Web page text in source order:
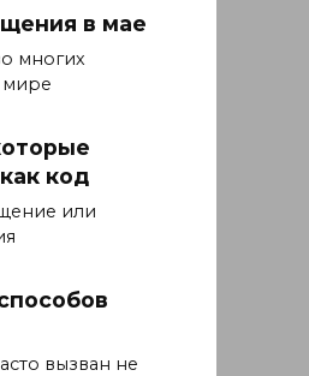
в мае
многих
мире
код
или
вызван не